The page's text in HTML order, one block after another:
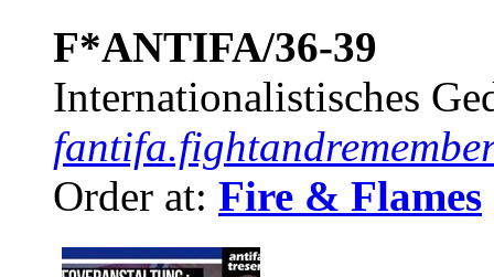
F*ANTIFA/36-39
Internationalistisches
Order at: Fire & Flames